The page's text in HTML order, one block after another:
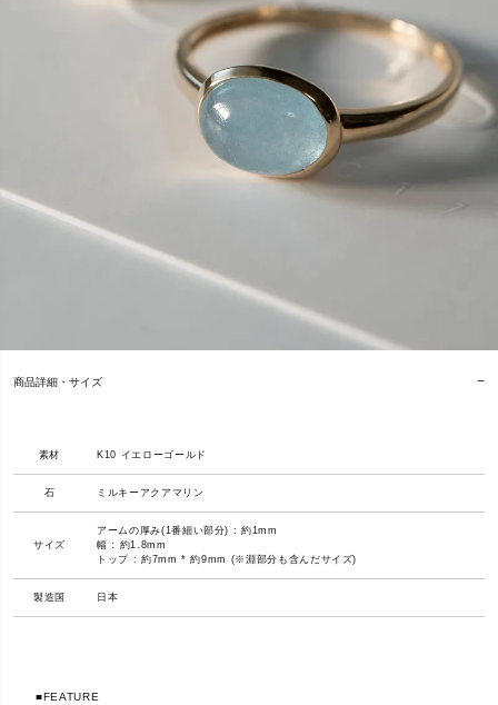
商品詳細・サイズ
素材 K10 イエローゴールド
石 ミルキーアクアマリン
サイズ
アームの厚み(1番細い部分) : 約1mm
幅 : 約1.8mm
トップ : 約7mm * 約9mm (※淵部分も含んだサイズ)
製造国 日本
■FEATURE